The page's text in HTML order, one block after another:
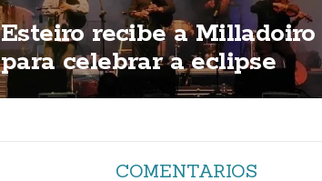
Esteiro recibe a Milladoiro
para celebrar a eclipse
COMENTARIOS